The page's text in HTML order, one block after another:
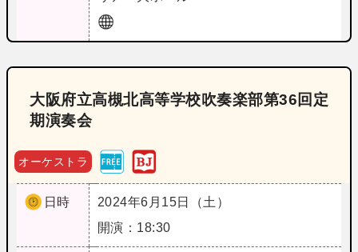
大阪府立高槻北高等学校吹奏楽部第36回定
期演奏会
オーケストラ
日時
2024年6月15日（土）
開演：18:30